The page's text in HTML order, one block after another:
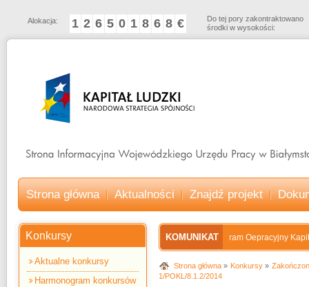
Alokacja: 1 2 6 5 0 1 8 6 8 €
Do tej pory zakontraktowano
środki w wysokości:
Strona główna Aktualności Znajdź projekt
KOMUNIKATProgram Oepracyjny Kapitał
Strona główna Konkursy
1/POKL/8.1.2/2014
Konkursy
Aktualne konkursy
Harmonogram konkursów